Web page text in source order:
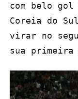
com belo gol
Coreia do
virar no
sua